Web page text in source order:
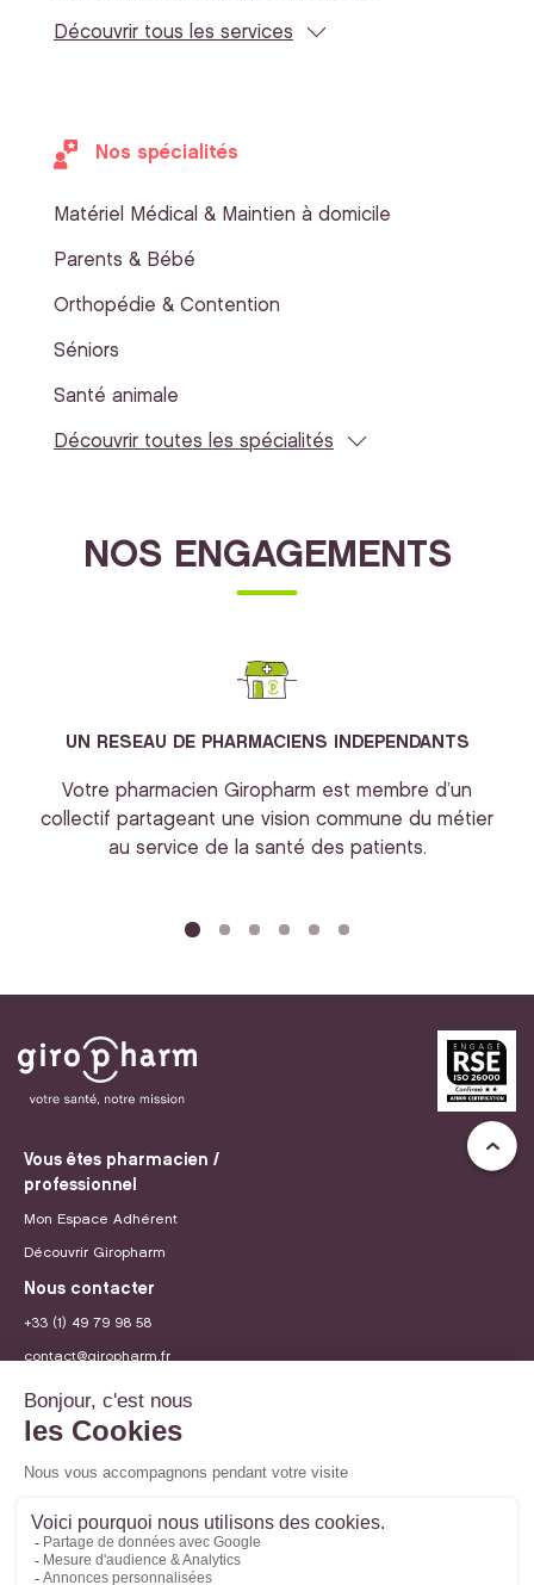
Découvrir tous les services
Nos spécialités
Matériel Médical & Maintien à domicile
Parents & Bébé
Orthopédie & Contention
Séniors
Santé animale
Découvrir toutes les spécialités
NOS ENGAGEMENTS
UN RESEAU DE PHARMACIENS INDEPENDANTS
Votre pharmacien Giropharm est membre d’un
collectif partageant une vision commune du métier
au service de la santé des patients.
Vous êtes pharmacien /
professionnel
Mon Espace Adhérent
Découvrir Giropharm
Nous contacter
+33 (1) 49 79 98 58
contact@giropharm.fr